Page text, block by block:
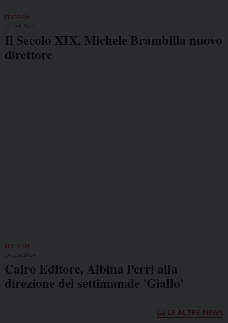
EDITORIA
Il Secolo XIX, Michele Brambilla nuovo
direttore
EDITORIA
Cairo Editore, Albina Perri alla
direzione del settimanale 'Giallo'
LE ALTRE NEWS